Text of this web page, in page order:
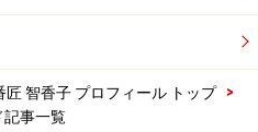
匠 智香子 プロフィール トップ
>
記事一覧